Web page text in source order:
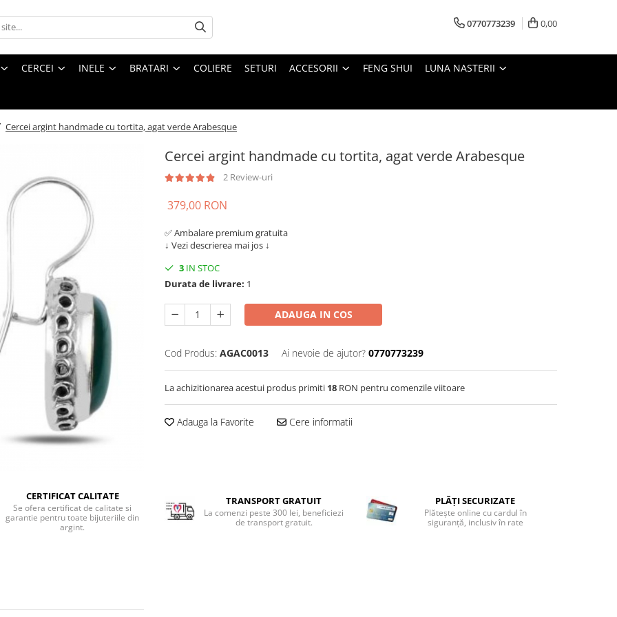
0770773239 0,00
CERCEI INELE BRATARI COLIERE SETURI ACCESORII FENG SHUI LUNA NASTERII
Cercei argint handmade cu tortita, agat verde Arabesque
Cercei argint handmade cu tortita, agat verde Arabesque
2 Review-uri
379,00 RON
✅ Ambalare premium gratuita
↓ Vezi descrierea mai jos ↓
3 IN STOC
Durata de livrare: 1
ADAUGA IN COS
Cod Produs: AGAC0013 Ai nevoie de ajutor? 0770773239
La achizitionarea acestui produs primiti 18 RON pentru comenzile viitoare
Adauga la Favorite Cere informatii
CERTIFICAT CALITATE
Se ofera certificat de calitate si
garantie pentru toate bijuteriile din
argint.
TRANSPORT GRATUIT
La comenzi peste 300 lei, beneficiezi
de transport gratuit.
PLĂȚI SECURIZATE
Plătește online cu cardul în
siguranță, inclusiv în rate